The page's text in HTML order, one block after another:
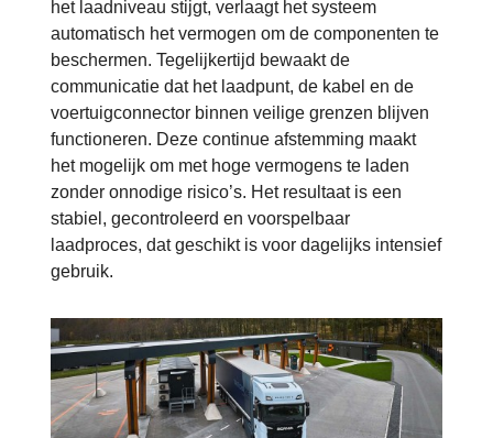
het laadniveau stijgt, verlaagt het systeem
automatisch het vermogen om de componenten te
beschermen. Tegelijkertijd bewaakt de
communicatie dat het laadpunt, de kabel en de
voertuigconnector binnen veilige grenzen blijven
functioneren. Deze continue afstemming maakt
het mogelijk om met hoge vermogens te laden
zonder onnodige risico’s. Het resultaat is een
stabiel, gecontroleerd en voorspelbaar
laadproces, dat geschikt is voor dagelijks intensief
gebruik.